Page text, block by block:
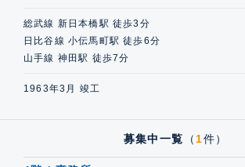
総武線 新日本橋駅 徒歩3分
日比谷線 小伝馬町駅 徒歩6分
山手線 神田駅 徒歩7分
1963年3月 竣工
募集中一覧 （1件）